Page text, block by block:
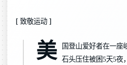
[ 致敬运动 ]
美
国登山爱好者在一座
石头压住被困5天5夜